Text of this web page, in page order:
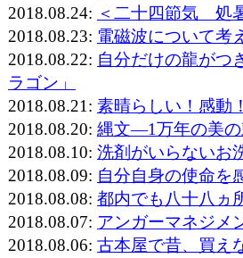
2018.08.24: ＜二十四節気 処
2018.08.23: 電磁波について考
2018.08.22: 自分だけの龍がつ
ラゴン」
2018.08.21: 素晴らしい！感動
2018.08.20: 縄文―1万年の美
2018.08.10: 洗剤がいらないお
2018.08.09: 自分自身の使命を
2018.08.08: 都内でも八十八ヵ
2018.08.07: アンガーマネジメ
2018.08.06: 古本屋で昔、買え